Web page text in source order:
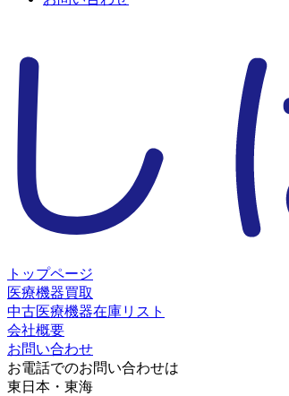
トップページ
医療機器買取
中古医療機器在庫リスト
会社概要
お問い合わせ
お電話でのお問い合わせは
東日本・東海